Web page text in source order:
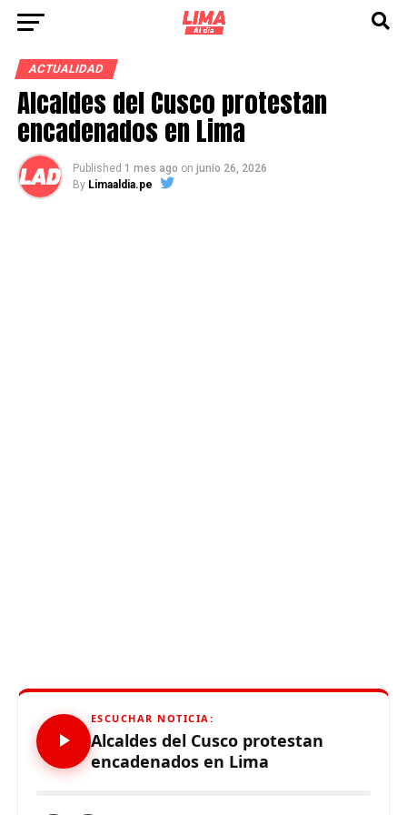
ACTUALIDAD
Alcaldes del Cusco protestan
encadenados en Lima
Published 1 mes ago on junio 26, 2026
By Limaaldia.pe
ESCUCHAR NOTICIA:
Alcaldes del Cusco protestan
encadenados en Lima